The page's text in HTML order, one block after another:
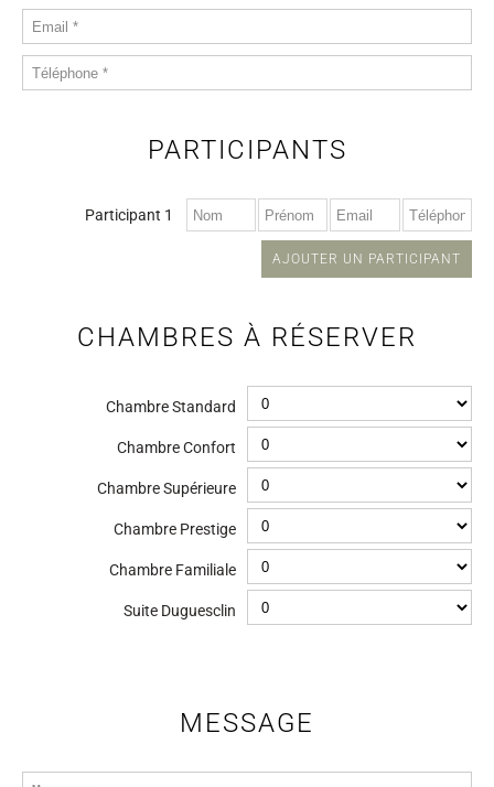
PARTICIPANTS
Participant 1
AJOUTER UN PARTICIPANT
CHAMBRES À RÉSERVER
Chambre Standard
Chambre Confort
Chambre Supérieure
Chambre Prestige
Chambre Familiale
Suite Duguesclin
MESSAGE